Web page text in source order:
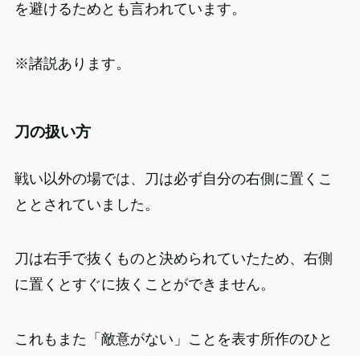
を避けるためとも言われています。
※諸説あります。
刀の扱い方
戦い以外の場では、刀は必ず自分の右側に置くこ
ととされていました。
刀は右手で抜くものと決められていたため、右側
に置くとすぐに抜くことができません。
これもまた「敵意がない」ことを表す所作のひと